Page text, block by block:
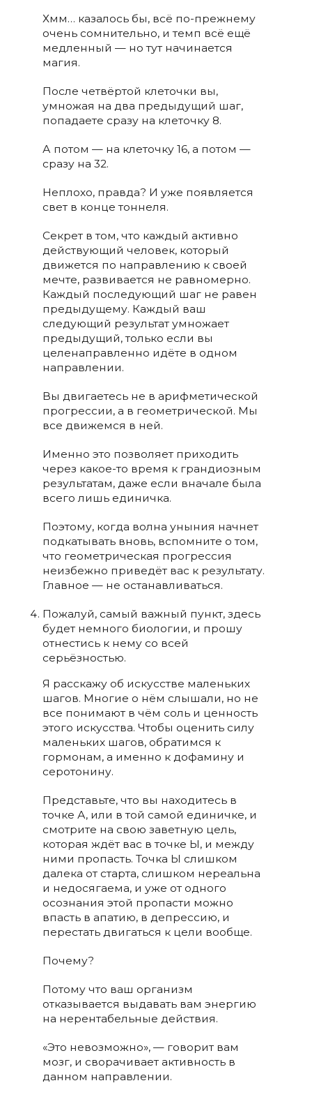
Хмм… казалось бы, всё по-прежнему
очень сомнительно, и темп всё ещё
медленный — но тут начинается
магия.
После четвёртой клеточки вы,
умножая на два предыдущий шаг,
попадаете сразу на клеточку 8.
А потом — на клеточку 16, а потом —
сразу на 32.
Неплохо, правда? И уже появляется
свет в конце тоннеля.
Секрет в том, что каждый активно
действующий человек, который
движется по направлению к своей
мечте, развивается не равномерно.
Каждый последующий шаг не равен
предыдущему. Каждый ваш
следующий результат умножает
предыдущий, только если вы
целенаправленно идёте в одном
направлении.
Вы двигаетесь не в арифметической
прогрессии, а в геометрической. Мы
все движемся в ней.
Именно это позволяет приходить
через какое-то время к грандиозным
результатам, даже если вначале была
всего лишь единичка.
Поэтому, когда волна уныния начнет
подкатывать вновь, вспомните о том,
что геометрическая прогрессия
неизбежно приведёт вас к результату.
Главное — не останавливаться.
Пожалуй, самый важный пункт, здесь
будет немного биологии, и прошу
отнестись к нему со всей
серьёзностью.
Я расскажу об искусстве маленьких
шагов. Многие о нём слышали, но не
все понимают в чём соль и ценность
этого искусства. Чтобы оценить силу
маленьких шагов, обратимся к
гормонам, а именно к дофамину и
серотонину.
Представьте, что вы находитесь в
точке А, или в той самой единичке, и
смотрите на свою заветную цель,
которая ждёт вас в точке Ы, и между
ними пропасть. Точка Ы слишком
далека от старта, слишком нереальна
и недосягаема, и уже от одного
осознания этой пропасти можно
впасть в апатию, в депрессию, и
перестать двигаться к цели вообще.
Почему?
Потому что ваш организм
отказывается выдавать вам энергию
на нерентабельные действия.
«Это невозможно», — говорит вам
мозг, и сворачивает активность в
данном направлении.